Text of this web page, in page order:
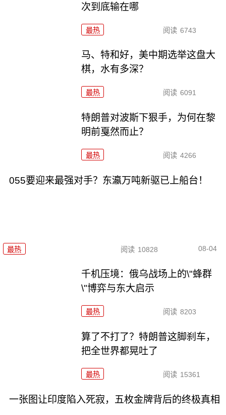
次到底输在哪
最热 阅读 6743
马、特和好，美中期选举这盘大
棋，水有多深？
最热 阅读 6091
特朗普对波斯下狠手，为何在黎
明前戛然而止？
最热 阅读 4266
055要迎来最强对手？东瀛万吨新驱已上船台！
最热 阅读 10828 08-04
千机压境：俄乌战场上的\"蜂群
\"博弈与东大启示
最热 阅读 8203
算了不打了？特朗普这脚刹车，
把全世界都晃吐了
最热 阅读 15361
一张图让印度陷入死寂，五枚金牌背后的终极真相